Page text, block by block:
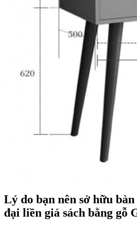
Lý do bạn nên sở hữu
đại liền giá sách bằng gỗ